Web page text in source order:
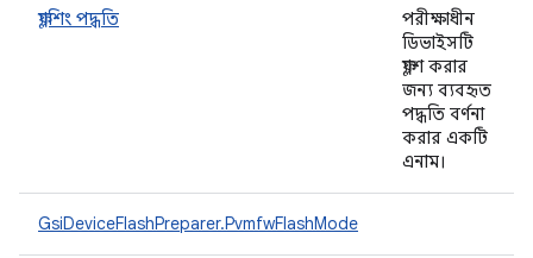
ফ্ল্যাশিং পদ্ধতি
পরীক্ষাধীন
ডিভাইসটি
ফ্ল্যাশ করার
জন্য ব্যবহৃত
পদ্ধতি বর্ণনা
করার একটি
এনাম।
GsiDeviceFlashPreparer.PvmfwFlashMode